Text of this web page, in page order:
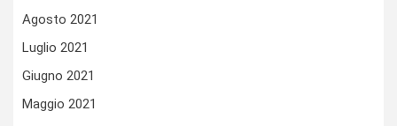
Agosto 2021
Luglio 2021
Giugno 2021
Maggio 2021